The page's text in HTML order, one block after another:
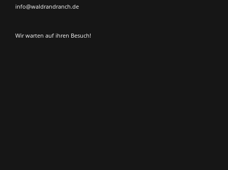
info@waldrandranch.de
Wir warten auf ihren Besuch!